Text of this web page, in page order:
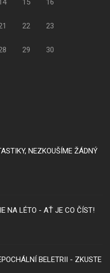
15 16
22 23
29 30
NEZKOUŠÍME ŽÁDNÝ
NA LÉTO - AŤ JE CO ČÍST!
BELETRII - ZKUSTE